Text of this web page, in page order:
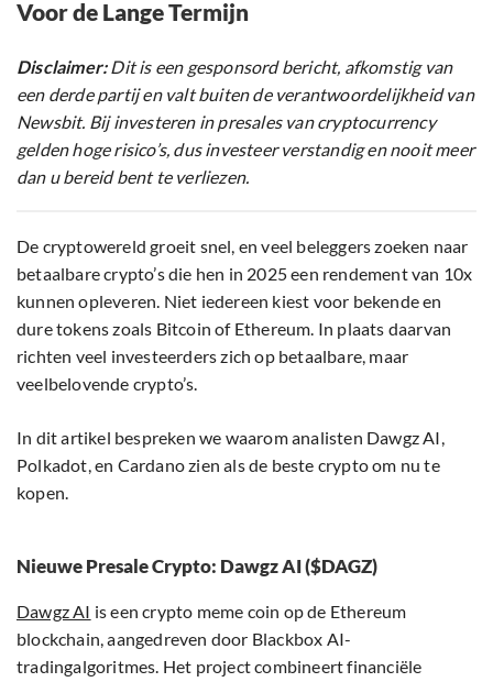
Voor de Lange Termijn
Disclaimer:Dit is een gesponsord bericht, afkomstig van
een derde partij en valt buiten de verantwoordelijkheid van
Newsbit. Bij investeren in presales van cryptocurrency
gelden hoge risico’s, dus investeer verstandig en nooit meer
dan u bereid bent te verliezen.
De cryptowereld groeit snel, en veel beleggers zoeken naar
betaalbare crypto’s die hen in 2025 een rendement van 10x
kunnen opleveren. Niet iedereen kiest voor bekende en
dure tokens zoals Bitcoin of Ethereum. In plaats daarvan
richten veel investeerders zich op betaalbare, maar
veelbelovende crypto’s.
In dit artikel bespreken we waarom analisten Dawgz AI,
Polkadot, en Cardano zien als de beste crypto om nu te
kopen.
Nieuwe Presale Crypto: Dawgz AI ($DAGZ)
Dawgz AI is een crypto meme coin op de Ethereum
blockchain, aangedreven door Blackbox AI-
tradingalgoritmes. Het project combineert financiële